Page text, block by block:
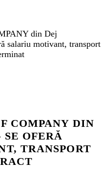
din Dej
salariu motivant, transport
COMPANY DIN
OFERĂ
TRANSPORT